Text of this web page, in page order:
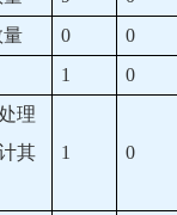
量
0 0
1
0
理
其
1 0